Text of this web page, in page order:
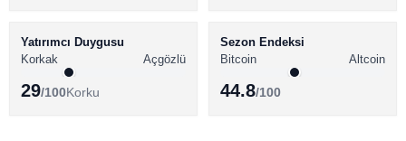
BİTCOİN HABERLERİ
ALTCOİN HABERLERİ
Yatırımcı Duygusu
Korkak
Açgözlü
29/100Korku
Sezon Endeksi
Bitcoin
Altcoin
44.8/100